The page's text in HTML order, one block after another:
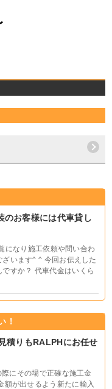
のお客様には代車貸し
になり施工依頼や問い合わ
います^ ^ 今回お伝えした
すか？ 代車代金はいくら
！
積りもRALPHにお任せ
にその場で正確な施工金
額が出せるよう新たに輸入